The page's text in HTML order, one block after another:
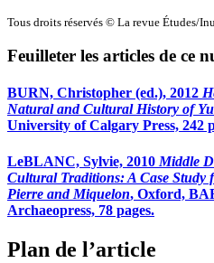
Tous droits réservés © La revue Études/
Feuilleter les articles de ce
BURN, Christopher (ed.), 2012
Natural and Cultural History of
University of Calgary Press, 242
LeBLANC, Sylvie, 2010 Middle
Cultural Traditions: A Case
Pierre and Miquelon, Oxford,
Archaeopress, 78 pages.
Plan de l’article